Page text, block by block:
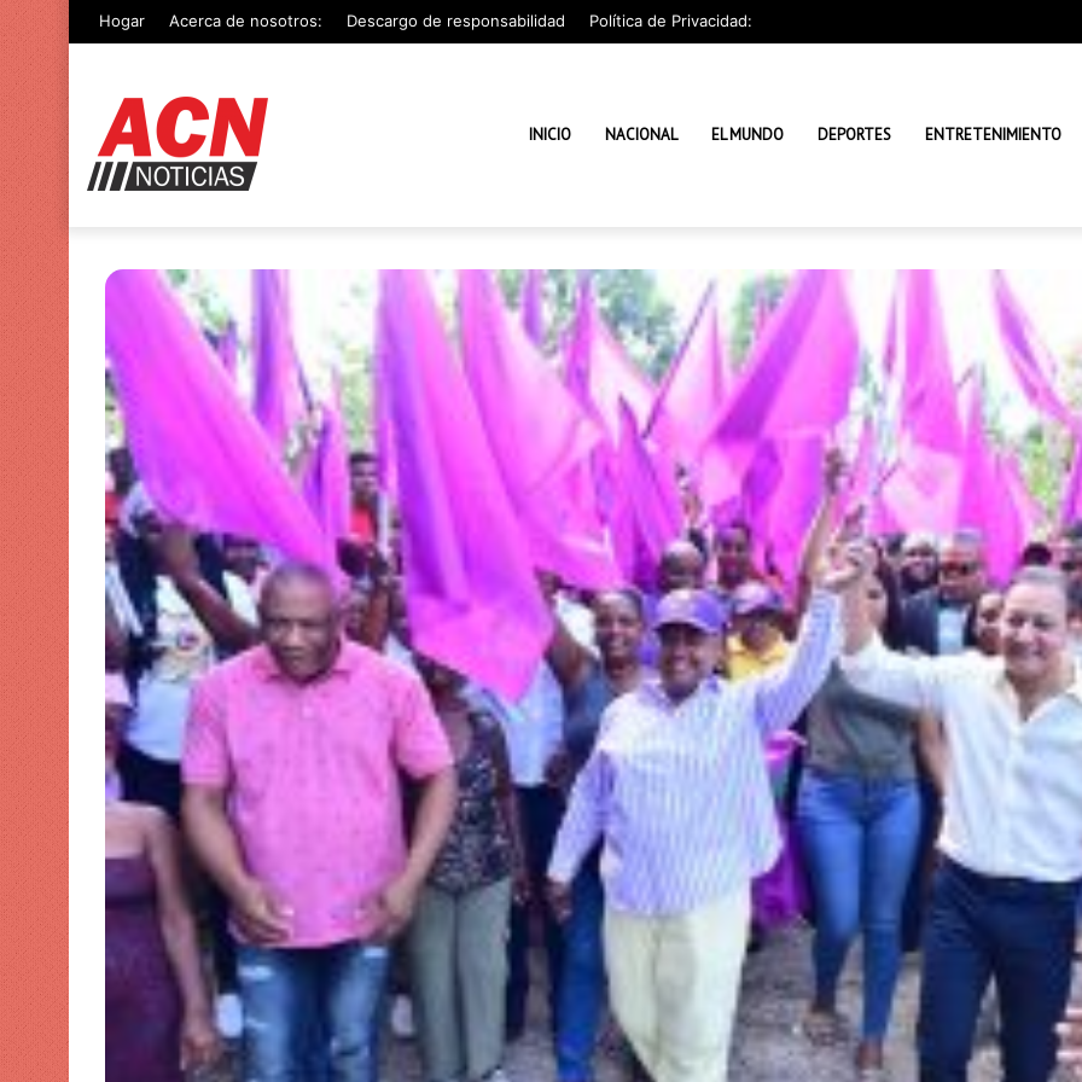
Hogar Acerca de nosotros: Descargo de responsabilidad Política de Privacidad:
INICIO NACIONAL EL MUNDO DEPORTES ENTRETENIMIENTO